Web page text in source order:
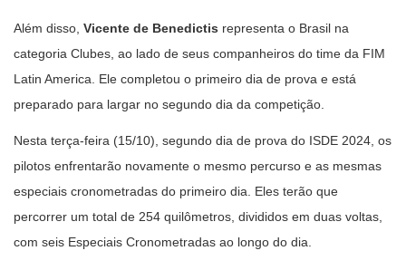
Além disso, Vicente de Benedictis representa o Brasil na
categoria Clubes, ao lado de seus companheiros do time da FIM
Latin America. Ele completou o primeiro dia de prova e está
preparado para largar no segundo dia da competição.
Nesta terça-feira (15/10), segundo dia de prova do ISDE 2024, os
pilotos enfrentarão novamente o mesmo percurso e as mesmas
especiais cronometradas do primeiro dia. Eles terão que
percorrer um total de 254 quilômetros, divididos em duas voltas,
com seis Especiais Cronometradas ao longo do dia.